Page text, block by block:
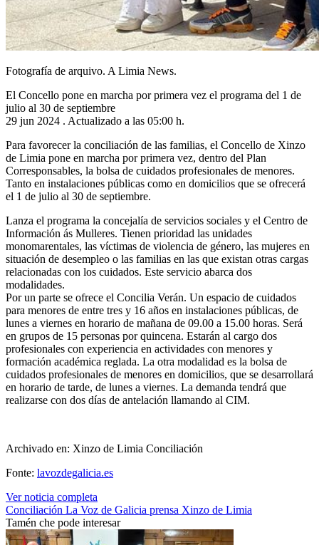
Fotografía de arquivo. A Limia News.
El Concello pone en marcha por primera vez el programa del 1 de
julio al 30 de septiembre
29 jun 2024 . Actualizado a las 05:00 h.
Para favorecer la conciliación de las familias, el Concello de Xinzo
de Limia pone en marcha por primera vez, dentro del Plan
Corresponsables, la bolsa de cuidados profesionales de menores.
Tanto en instalaciones públicas como en domicilios que se ofrecerá
el 1 de julio al 30 de septiembre.
Lanza el programa la concejalía de servicios sociales y el Centro de
Información ás Mulleres. Tienen prioridad las unidades
monomarentales, las víctimas de violencia de género, las mujeres en
situación de desempleo o las familias en las que existan otras cargas
relacionadas con los cuidados. Este servicio abarca dos
modalidades.
Por un parte se ofrece el Concilia Verán. Un espacio de cuidados
para menores de entre tres y 16 años en instalaciones públicas, de
lunes a viernes en horario de mañana de 09.00 a 15.00 horas. Será
en grupos de 15 personas por quincena. Estarán al cargo dos
profesionales con experiencia en actividades con menores y
formación académica reglada. La otra modalidad es la bolsa de
cuidados profesionales de menores en domicilios, que se desarrollará
en horario de tarde, de lunes a viernes. La demanda tendrá que
realizarse con dos días de antelación llamando al CIM.
Archivado en: Xinzo de Limia Conciliación
Fonte: lavozdegalicia.es
Ver noticia completa
Conciliación La Voz de Galicia prensa Xinzo de Limia
Tamén che pode interesar